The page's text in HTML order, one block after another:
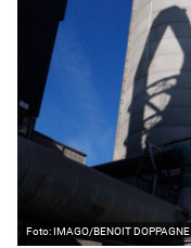
IMAGO/BENOIT DOPPAGNE